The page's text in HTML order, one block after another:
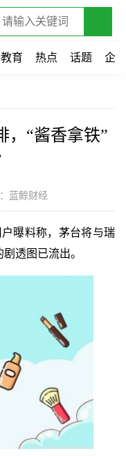
教育 热点 话题 企业
，“酱香拿铁”
蓝鲸财经
曝料称，茅台将与瑞
透图已流出。